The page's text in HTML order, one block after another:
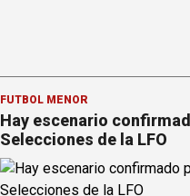
FÚTBOL MENOR
Hay escenario
Selecciones de la LFO